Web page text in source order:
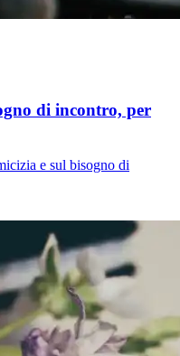
di incontro, per
e sul bisogno di